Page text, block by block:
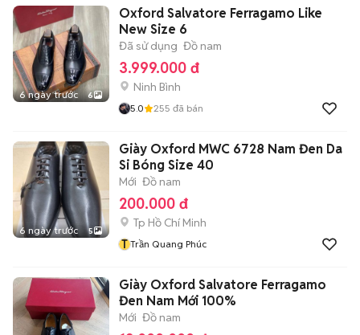
6 ngày trước 6
Oxford Salvatore Ferragamo Like
New Size 6
Đã sử dụng Đồ nam
3.999.000 đ
Ninh Bình
5.0 255 đã bán
6 ngày trước 5
Giày Oxford MWC 6728 Nam Đen Da
Si Bóng Size 40
Mới Đồ nam
200.000 đ
Tp Hồ Chí Minh
T Trần Quang Phúc
Giày Oxford Salvatore Ferragamo
Đen Nam Mới 100%
Mới Đồ nam